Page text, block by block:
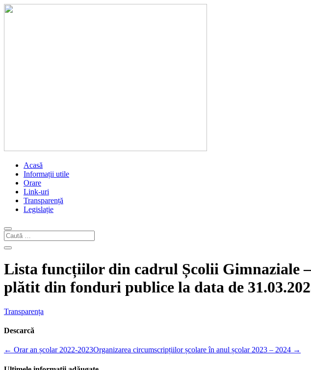
Acasă
Informații utile
Orare
Link-uri
Transparență
Legislație
Lista funcțiilor din cadrul Școlii Gimnaziale
plătit din fonduri publice la data de
Transparența
Descarcă
← Orar an școlar 2022-2023Organizarea circumscripțiilor școlare în anul școlar 2023 – 2024 →